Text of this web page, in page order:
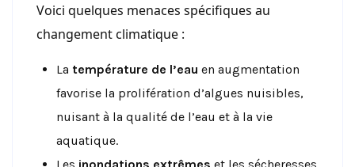
Voici quelques menaces spécifiques au
changement climatique :
La température de l’eau en augmentation
favorise la prolifération d’algues nuisibles,
nuisant à la qualité de l’eau et à la vie
aquatique.